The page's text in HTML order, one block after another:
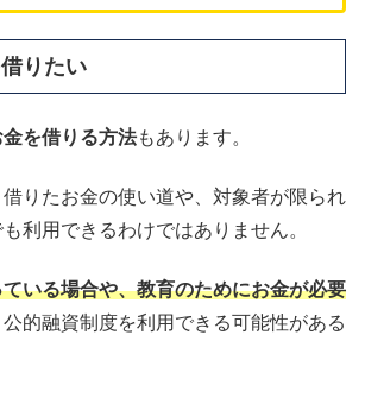
りたい
を借りる方法もあります。
りたお金の使い道や、対象者が限られ
利用できるわけではありません。
いる場合や、教育のためにお金が必要
公的融資制度を利用できる可能性がある